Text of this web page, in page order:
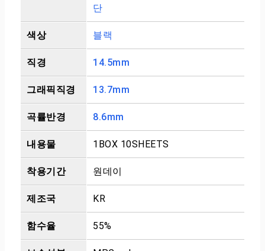
단
색상 블랙
직경 14.5mm
그래픽직경 13.7mm
곡률반경 8.6mm
내용물 1BOX 10SHEETS
착용기간 원데이
제조국 KR
함수율 55%